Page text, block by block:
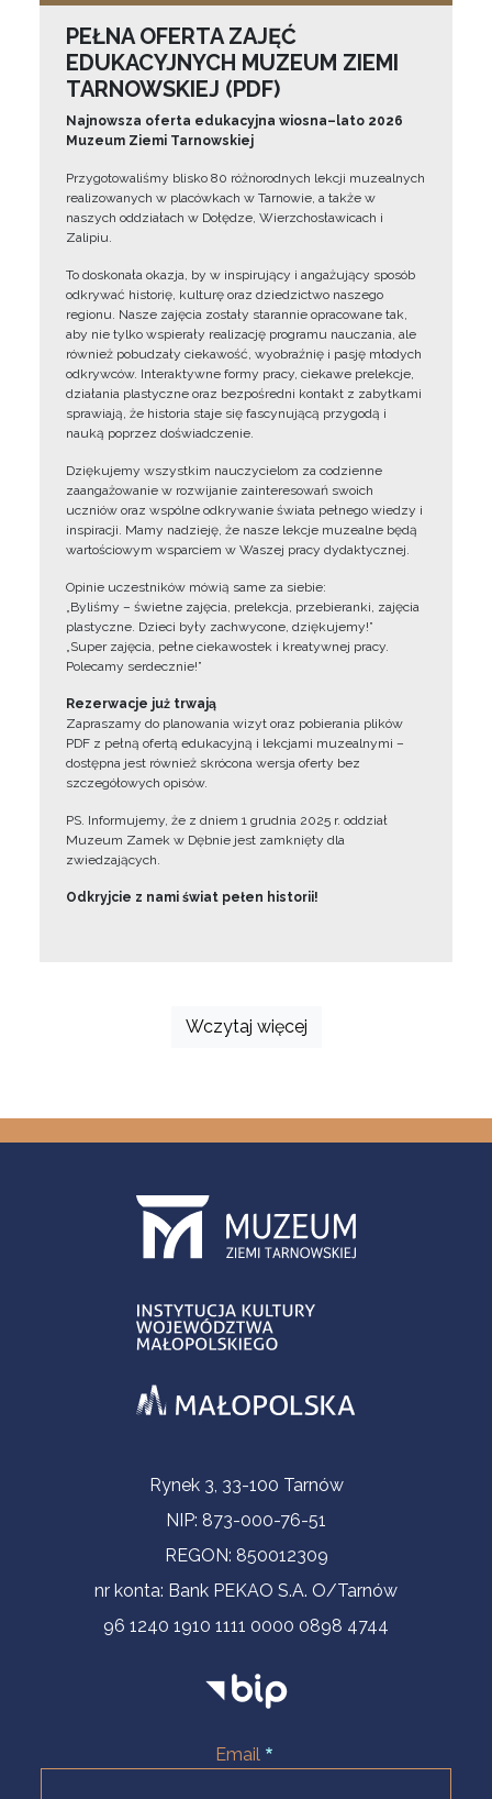
PEŁNA OFERTA ZAJĘĆ
EDUKACYJNYCH MUZEUM ZIEMI
TARNOWSKIEJ (PDF)
Najnowsza oferta edukacyjna wiosna–lato 2026
Muzeum Ziemi Tarnowskiej
Przygotowaliśmy blisko 80 różnorodnych lekcji muzealnych
realizowanych w placówkach w Tarnowie, a także w
naszych oddziałach w Dołędze, Wierzchosławicach i
Zalipiu.
To doskonała okazja, by w inspirujący i angażujący sposób
odkrywać historię, kulturę oraz dziedzictwo naszego
regionu. Nasze zajęcia zostały starannie opracowane tak,
aby nie tylko wspierały realizację programu nauczania, ale
również pobudzały ciekawość, wyobraźnię i pasję młodych
odkrywców. Interaktywne formy pracy, ciekawe prelekcje,
działania plastyczne oraz bezpośredni kontakt z zabytkami
sprawiają, że historia staje się fascynującą przygodą i
nauką poprzez doświadczenie.
Dziękujemy wszystkim nauczycielom za codzienne
zaangażowanie w rozwijanie zainteresowań swoich
uczniów oraz wspólne odkrywanie świata pełnego wiedzy i
inspiracji. Mamy nadzieję, że nasze lekcje muzealne będą
wartościowym wsparciem w Waszej pracy dydaktycznej.
Opinie uczestników mówią same za siebie:
„Byliśmy – świetne zajęcia, prelekcja, przebieranki, zajęcia
plastyczne. Dzieci były zachwycone, dziękujemy!”
„Super zajęcia, pełne ciekawostek i kreatywnej pracy.
Polecamy serdecznie!”
Rezerwacje już trwają
Zapraszamy do planowania wizyt oraz pobierania plików
PDF z pełną ofertą edukacyjną i lekcjami muzealnymi –
dostępna jest również skrócona wersja oferty bez
szczegółowych opisów.
PS. Informujemy, że z dniem 1 grudnia 2025 r. oddział
Muzeum Zamek w Dębnie jest zamknięty dla
zwiedzających.
Odkryjcie z nami świat pełen historii!
Wczytaj więcej
Informacje kontaktoweRynek 3, 33-100 Tarnów
NIP: 873-000-76-51
REGON: 850012309
nr konta: Bank PEKAO S.A. O/Tarnów
96 1240 1910 1111 0000 0898 4744
Email